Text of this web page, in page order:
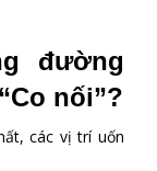
đường
nối”?
các vị trí uốn